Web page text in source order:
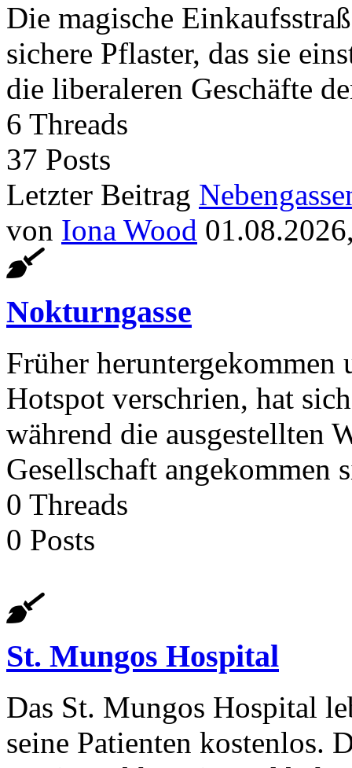
Die magische
sichere Pflaster, das sie
die liberaleren Geschäfte
6 Threads
37 Posts
Letzter Beitrag
von Iona Wood
Nokturngasse
Früher heruntergekommen
Hotspot verschrien, hat
während die ausgestellten
Gesellschaft angekommen
0 Threads
0 Posts
St. Mungos Hospital
Das St. Mungos Hospital
seine Patienten kostenlos.